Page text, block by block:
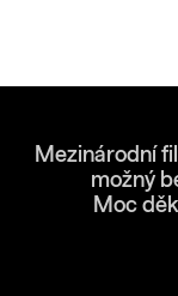
Mezinárodní
možný
Moc